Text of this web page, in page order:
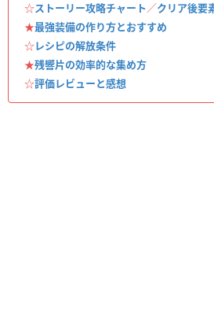
☆ストーリー攻略チャート／クリア後要
★最強装備の作り方とおすすめ
☆レシピの解放条件
★残響片の効率的な集め方
☆評価レビューと感想